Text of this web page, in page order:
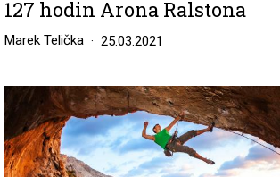
127 hodin Arona Ralstona
Marek Telička 25.03.2021
Image